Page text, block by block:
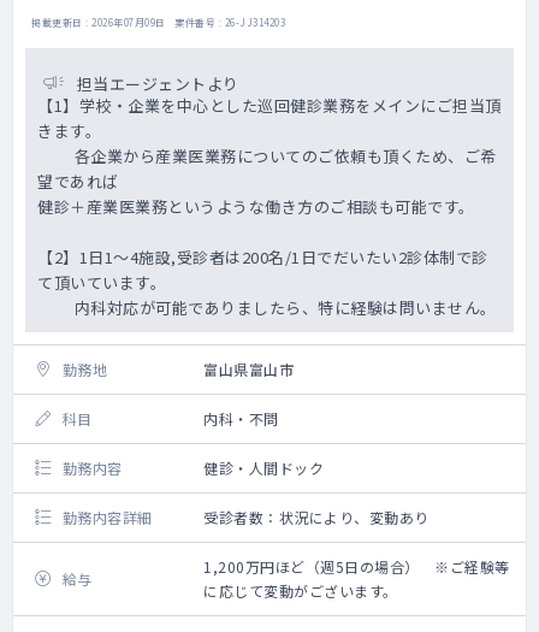
提供し、社会に貢献することを目的としてい
析サービスのMedicalDoctor(MD)ポジション
です。
DA(DataAnalytics)の２体制を取っており、
領域を活かして携わります。
が、MDには具体的には以下のような業務をお
・製薬企業の考えるニーズに応じたリサーチ
クエスチョンの考案、研究計画・解析計画の
・医学的視点でのデータ抽出業務の支援（デ
データ取得方法の検討、取得済データのレビ
・解析結果の考察
・当社リサーチチームと協力しての論文化
・クライアントへの提案業務のサポート
など
リサーチチームHP：
https://txpmedical.jp/service/research
掲載更新日 : 2026年07月09日 案件番号 : 26-JJ314203
担当エージェントより
【1】学校・企業を中心とした巡回健診業務をメインにご担当頂
きます。
各企業から産業医業務についてのご依頼も頂くため、ご希
望であれば
健診＋産業医業務というような働き方のご相談も可能です。
【2】1日1～4施設,受診者は200名/1日でだいたい2診体制で診
て頂いています。
内科対応が可能でありましたら、特に経験は問いません。
勤務地 富山県富山市
科目 内科・不問
勤務内容 健診・人間ドック
勤務内容詳細 受診者数：状況により、変動あり
給与
1,200万円ほど（週5日の場合） ※ご経験等
に応じて変動がございます。